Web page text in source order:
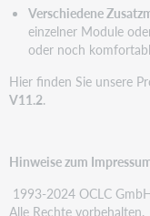
Verschiedene
einzelner Module
oder noch
Hier finden Sie unsere
V11.2.
Hinweise zum
1993-2024 OCLC
Alle Rechte vorbehalten.